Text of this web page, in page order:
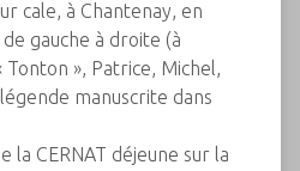
cale, à Chantenay, en
gauche à droite (à
», Patrice, Michel,
manuscrite dans
la CERNAT déjeune sur la